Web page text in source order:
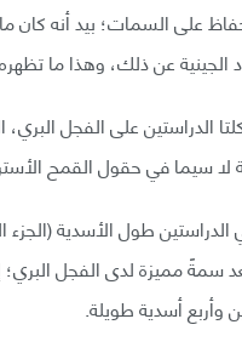
على السمات؛ بيد أنه كان
الجينية عن ذلك، وهذا ما
الدراستين على الفجل البري،
لا سيما في حقول القمح
طول الأسدية (الجزء
سمةً مميزة لدى الفجل البري؛
وأربع أسدية طويلة.